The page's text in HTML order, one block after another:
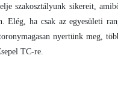
szakosztályunk sikereit,
Elég, ha csak az egyesületi
nyertünk meg,
TC-re.